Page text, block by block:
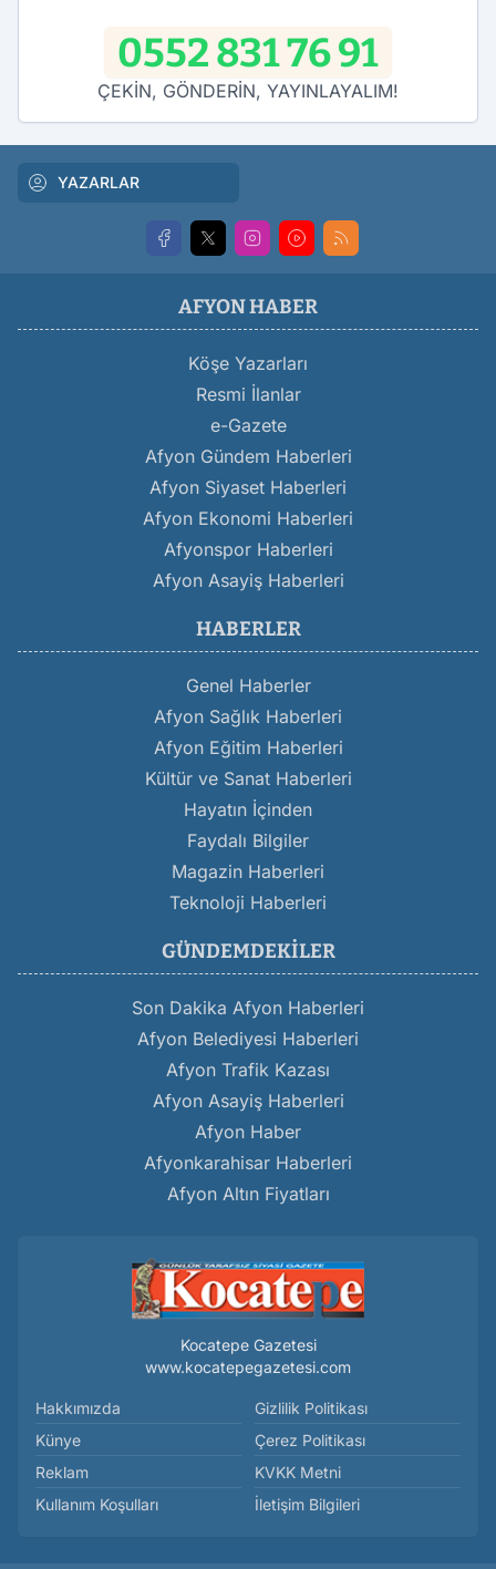
0552 831 76 91
ÇEKİN, GÖNDERİN, YAYINLAYALIM!
YAZARLAR
AFYON HABER
Köşe Yazarları
Resmi İlanlar
e-Gazete
Afyon Gündem Haberleri
Afyon Siyaset Haberleri
Afyon Ekonomi Haberleri
Afyonspor Haberleri
Afyon Asayiş Haberleri
HABERLER
Genel Haberler
Afyon Sağlık Haberleri
Afyon Eğitim Haberleri
Kültür ve Sanat Haberleri
Hayatın İçinden
Faydalı Bilgiler
Magazin Haberleri
Teknoloji Haberleri
GÜNDEMDEKILER
Son Dakika Afyon Haberleri
Afyon Belediyesi Haberleri
Afyon Trafik Kazası
Afyon Asayiş Haberleri
Afyon Haber
Afyonkarahisar Haberleri
Afyon Altın Fiyatları
Kocatepe Gazetesi
www.kocatepegazetesi.com
Hakkımızda
Künye
Reklam
Kullanım Koşulları
Gizlilik Politikası
Çerez Politikası
KVKK Metni
İletişim Bilgileri